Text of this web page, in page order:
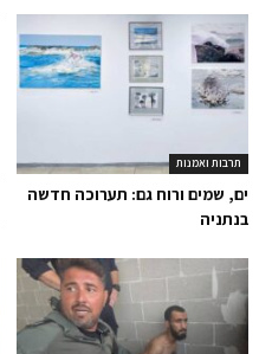
תרבות ואמנות
ים, שמים ורוח גם: תערוכה חדשה
בנתניה